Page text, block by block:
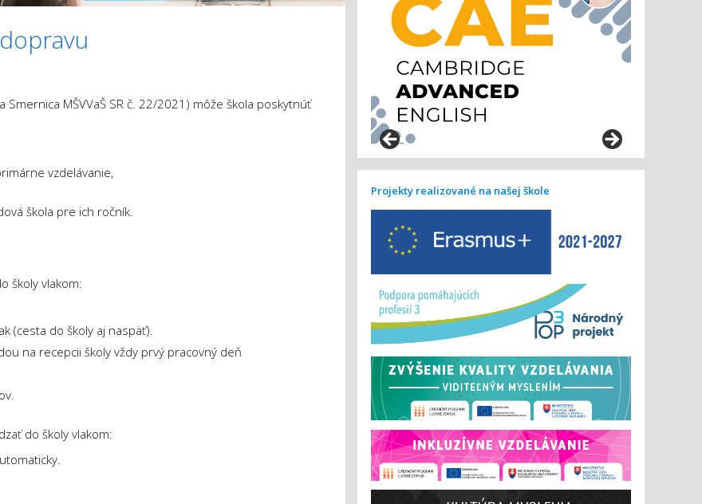
MŠVVaŠ SR č. 22/2021) môže škola poskytnúť
vzdelávanie,
škola pre ich ročník.
školy vlakom:
(cesta do školy aj naspäť).
na recepcii školy vždy prvý pracovný deň
do školy vlakom:
Projekty realizované na našej škole